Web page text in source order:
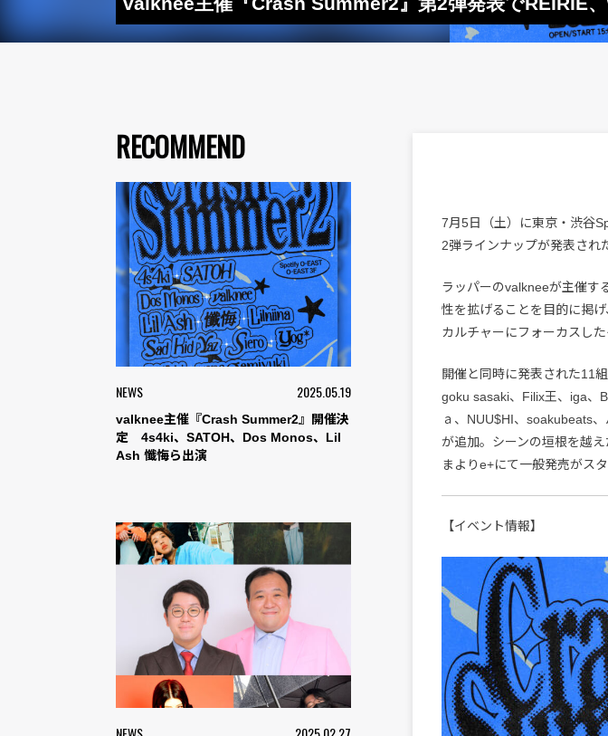
RECOMMEND
NEWS 2025.05.19
valknee主催『Crash Summer2』開催決
定 4s4ki、SATOH、Dos Monos、Lil
Ash 懺悔ら出演
7月5日（土）に東京・渋谷
2弾ラインナップが発表され
ラッパーのvalkneeが主催す
性を拡げることを目的に掲
カルチャーにフォーカスした
開催と同時に発表された11
goku sasaki、Filix王、iga、
ａ、NUU$HI、soakubeats
が追加。シーンの垣根を越
まよりe+にて一般発売がス
【イベント情報】